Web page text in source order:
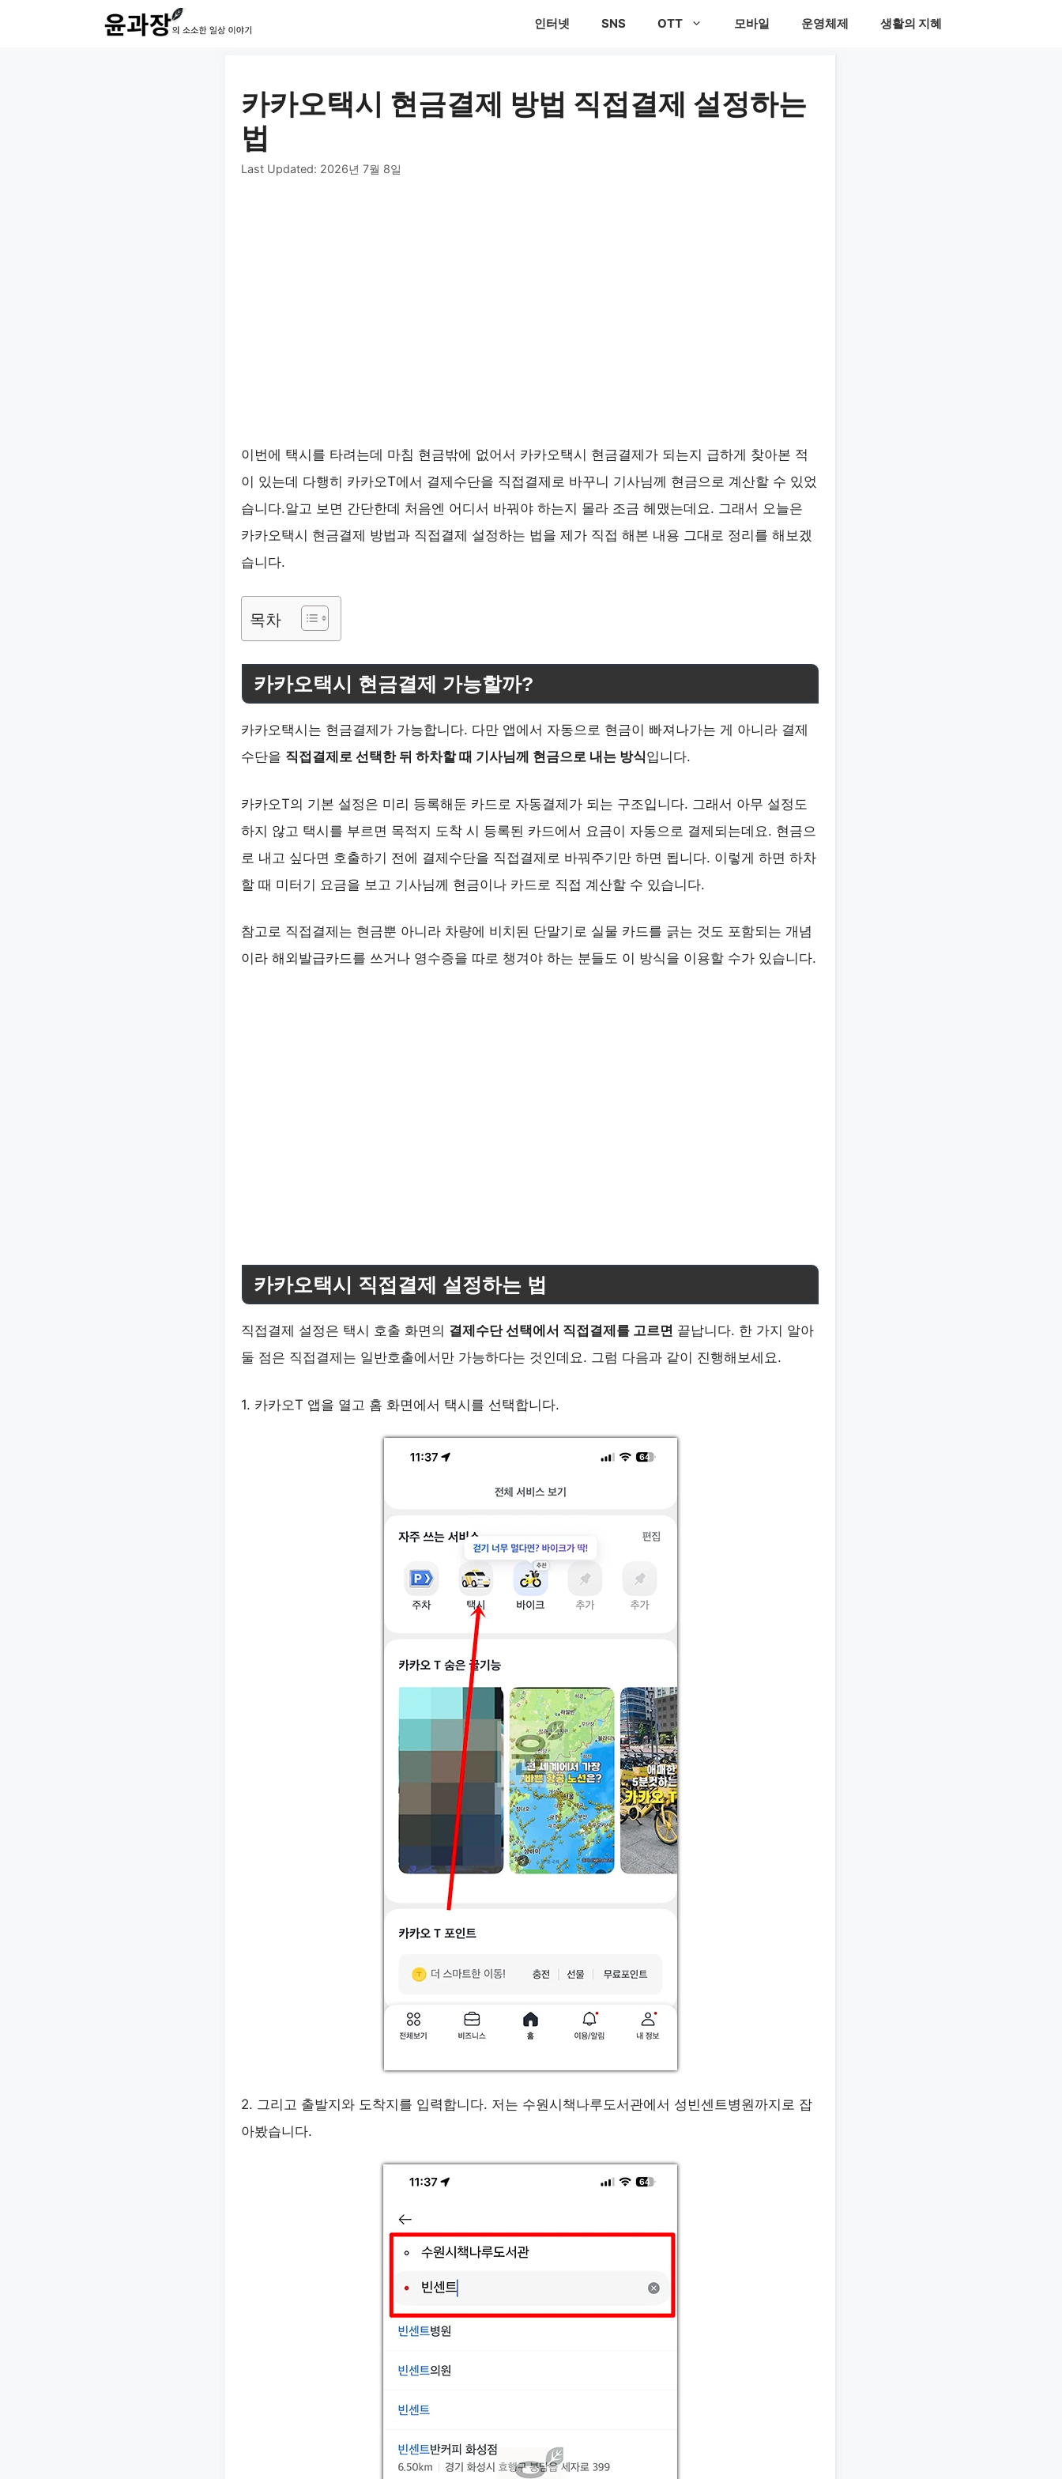
인터넷 SNS OTT 모바일 운영체제 생활의 지혜
카카오택시 현금결제 방법 직접결제 설정하는
법
Last Updated: 2026년 7월 8일
이번에 택시를 타려는데 마침 현금밖에 없어서 카카오택시 현금결제가 되는지 급하게 찾아본 적
이 있는데 다행히 카카오T에서 결제수단을 직접결제로 바꾸니 기사님께 현금으로 계산할 수 있었
습니다.알고 보면 간단한데 처음엔 어디서 바꿔야 하는지 몰라 조금 헤맸는데요. 그래서 오늘은
카카오택시 현금결제 방법과 직접결제 설정하는 법을 제가 직접 해본 내용 그대로 정리를 해보겠
습니다.
목차
카카오택시 현금결제 가능할까?
카카오택시는 현금결제가 가능합니다. 다만 앱에서 자동으로 현금이 빠져나가는 게 아니라 결제
수단을 직접결제로 선택한 뒤 하차할 때 기사님께 현금으로 내는 방식입니다.
카카오T의 기본 설정은 미리 등록해둔 카드로 자동결제가 되는 구조입니다. 그래서 아무 설정도
하지 않고 택시를 부르면 목적지 도착 시 등록된 카드에서 요금이 자동으로 결제되는데요. 현금으
로 내고 싶다면 호출하기 전에 결제수단을 직접결제로 바꿔주기만 하면 됩니다. 이렇게 하면 하차
할 때 미터기 요금을 보고 기사님께 현금이나 카드로 직접 계산할 수 있습니다.
참고로 직접결제는 현금뿐 아니라 차량에 비치된 단말기로 실물 카드를 긁는 것도 포함되는 개념
이라 해외발급카드를 쓰거나 영수증을 따로 챙겨야 하는 분들도 이 방식을 이용할 수가 있습니다.
카카오택시 직접결제 설정하는 법
직접결제 설정은 택시 호출 화면의 결제수단 선택에서 직접결제를 고르면 끝납니다. 한 가지 알아
둘 점은 직접결제는 일반호출에서만 가능하다는 것인데요. 그럼 다음과 같이 진행해보세요.
1. 카카오T 앱을 열고 홈 화면에서 택시를 선택합니다.
2. 그리고 출발지와 도착지를 입력합니다. 저는 수원시책나루도서관에서 성빈센트병원까지로 잡
아봤습니다.